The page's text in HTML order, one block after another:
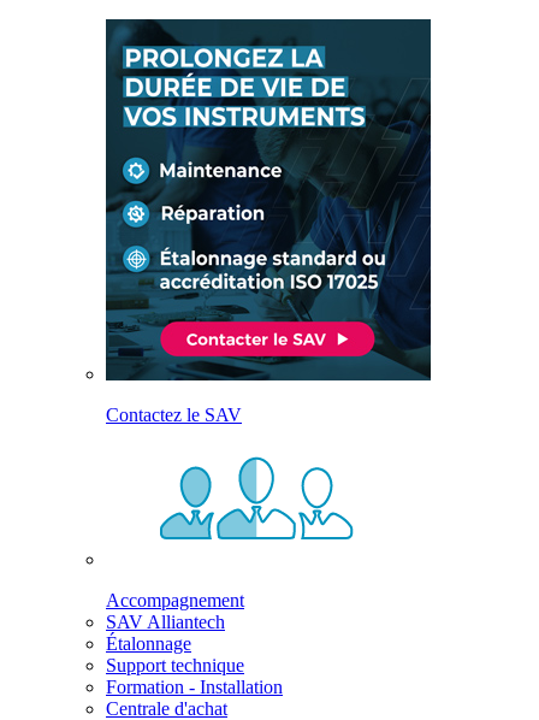
Contactez le SAV
Accompagnement
SAV Alliantech
Étalonnage
Support technique
Formation - Installation
Centrale d'achat